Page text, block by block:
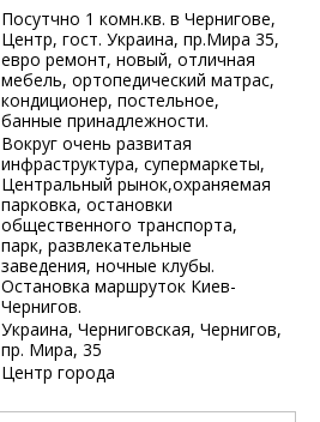
Посутчно 1 комн.кв. в Чернигове,
Центр, гост. Украина, пр.Мира 35,
евро ремонт, новый, отличная
мебель, ортопедический матрас,
кондиционер, постельное,
банные принадлежности.
Вокруг очень развитая
инфраструктура, супермаркеты,
Центральный рынок,охраняемая
парковка, остановки
общественного транспорта,
парк, развлекательные
заведения, ночные клубы.
Остановка маршруток Киев-
Чернигов.
Украина, Черниговская, Чернигов,
пр. Мира, 35
Центр города